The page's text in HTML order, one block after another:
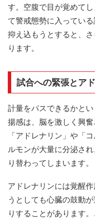
す。空腹で目が覚めて
て警戒態勢に入ってい
抑え込もうとすると、
ります。
試合への緊張とア
計量をパスできるかと
揚感は、脳を激しく興
「アドレナリン」や「
ルモンが大量に分泌さ
り替わってしまいます。
アドレナリンには覚醒
うとしても心臓の鼓動
りすることがあります